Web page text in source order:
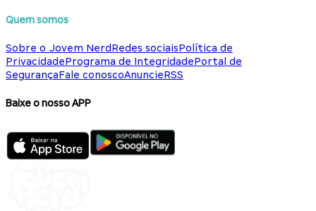
Quem somos
Sobre o Jovem NerdRedes sociaisPolítica de
PrivacidadePrograma de IntegridadePortal de
SegurançaFale conoscoAnuncieRSS
Baixe o nosso APP